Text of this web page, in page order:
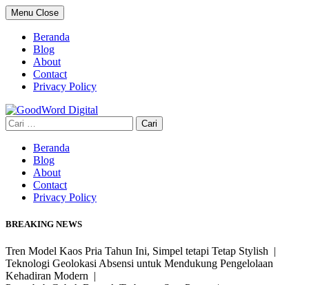
Skip
to
content
Menu Close
Beranda
Blog
About
Contact
Privacy Policy
Cari
untuk:
Beranda
Blog
About
Contact
Privacy Policy
BREAKING NEWS
Tren Model Kaos Pria Tahun Ini, Simpel tetapi Tetap Stylish |
Teknologi Geolokasi Absensi untuk Mendukung Pengelolaan
Kehadiran Modern |